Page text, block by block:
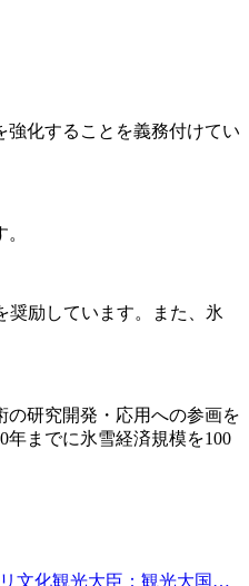
化することを義務付けてい
奨励しています。また、氷
研究開発・応用への参画を
までに氷雪経済規模を100
Next:孫イェリ文化観光大臣：観光大国の建設を推進し、質の高い観光商品の供給を充実させる。